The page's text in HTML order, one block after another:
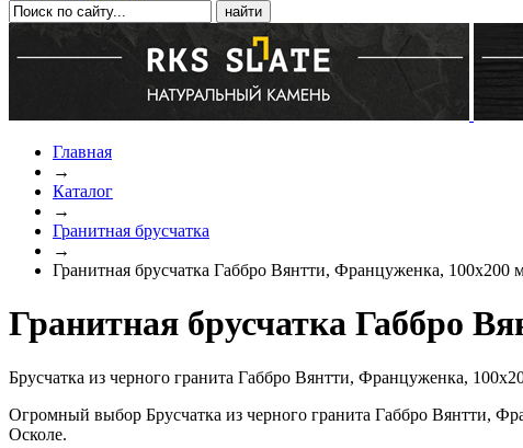
Главная
→
Каталог
→
Гранитная брусчатка
→
Гранитная брусчатка Габбро Вянтти, Француженка, 100х200
Гранитная брусчатка Габбро
Брусчатка из черного гранита Габбро Вянтти, Француженка,
Огромный выбор Брусчатка из черного гранита Габбро Вянтти,
Осколе.